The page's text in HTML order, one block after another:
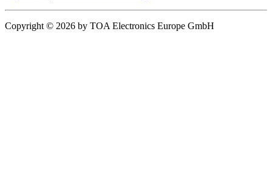
Copyright © 2026 by TOA Electronics Europe GmbH